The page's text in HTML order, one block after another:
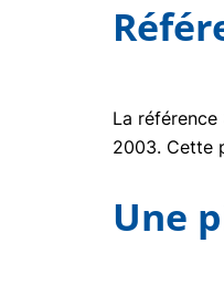
La référence
2003. Cette
Une